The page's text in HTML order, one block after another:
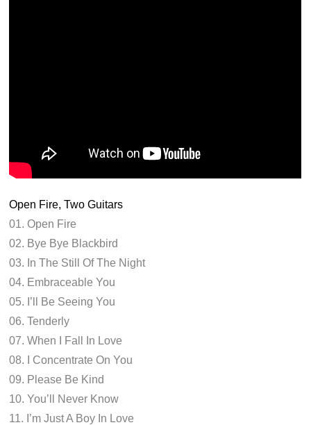
Open Fire, Two Guitars
01. Open Fire
02. Bye Bye Blackbird
03. In The Still Of The Night
04. Embraceable You
05. I’ll Be Seeing You
06. Tenderly
07. When I Fall In Love
08. I Concentrate On You
09. Please Be Kind
10. You’ll Never Know
11. I’m Just A Boy In Love